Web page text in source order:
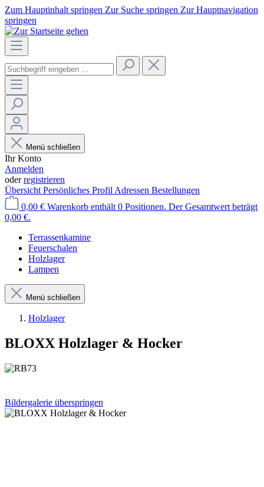
Zum Hauptinhalt springen Zur Suche springen Zur Hauptnavigation
springen
Menü schließen
Ihr Konto
Anmelden
oderregistrieren
Übersicht Persönliches Profil Adressen Bestellungen
0,00 € Warenkorb enthält 0 Positionen. Der Gesamtwert beträgt
0,00 €.
Terrassenkamine
Feuerschalen
Holzlager
Lampen
Menü schließen
Holzlager
BLOXX Holzlager & Hocker
Bildergalerie überspringen